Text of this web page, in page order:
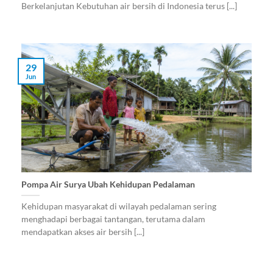
Berkelanjutan Kebutuhan air bersih di Indonesia terus [...]
Pompa Air Surya Ubah Kehidupan Pedalaman
Kehidupan masyarakat di wilayah pedalaman sering
menghadapi berbagai tantangan, terutama dalam
mendapatkan akses air bersih [...]
29
Jun